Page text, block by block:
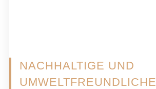
NACHHALTIGE UND
UMWELTFREUNDLICHE